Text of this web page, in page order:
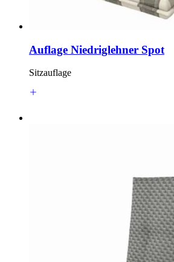
Auflage Niedriglehner Spot
Sitzauflage